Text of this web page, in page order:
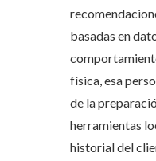
basadas en
física, esa
de la
herramientas
historial del